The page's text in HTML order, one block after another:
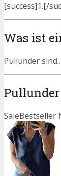
[success]1.[/
Was ist
Pullunder
SaleBestseller